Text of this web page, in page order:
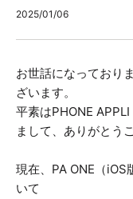
2025/01/06
お世話になっており
ざいます。
平素はPHONE
まして、ありがとう
現在、PA ONE（iOS
いて